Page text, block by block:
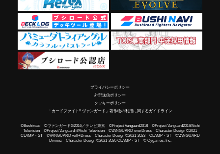
プライバシーポリシー
外部送信ポリシー
クッキーポリシー
「カードファイト!! ヴァンガード」著作物の利用に関するガイドライン
©Bushiroad ©ヴァンガードG2016／テレビ東京 ©Project Vanguard2018 ©Project Vanguard2019/Aichi
Television ©Project Vanguard if/Aichi Television ©VANGUARD overDress Character Design ©2021
CLAMP・ST ©VANGUARD will+Dress Character Design ©2021-2023 CLAMP・ST ©VANGUARD
Divinez Character Design ©2021-2026 CLAMP・ST © Cygames, Inc.